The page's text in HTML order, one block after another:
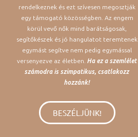
rendelkeznek és ezt szívesen megosztják
egy támogató közösségben. Az engem
körül vevő nők mind barátságosak,
segítőkészek és jó hangulatot teremtenek
egymást segítve nem pedig egymással
versenyezve az életben. Ha ez a szemlélet
számodra is szimpatikus, csatlakozz
hozzánk!
BESZÉLJÜNK!